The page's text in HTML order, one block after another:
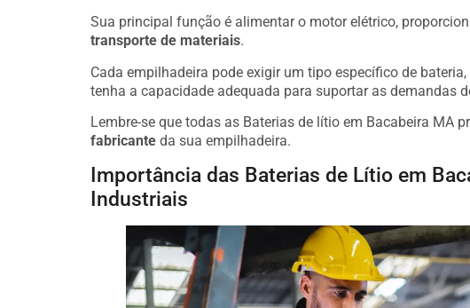
Sua principal função é alimentar o motor elétrico,
transporte de materiais.
Cada empilhadeira pode exigir um tipo específico de
tenha a capacidade adequada para suportar as demandas
Lembre-se que todas as Baterias de lítio em Bacabeira MA
fabricante da sua empilhadeira.
Importância das Baterias de Lítio em
Industriais